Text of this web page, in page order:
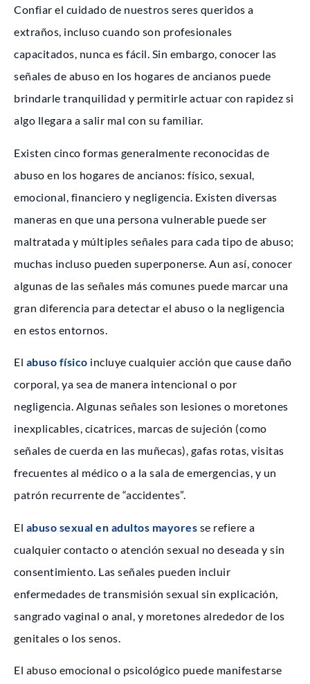
Confiar el cuidado de nuestros seres queridos a
extraños, incluso cuando son profesionales
capacitados, nunca es fácil. Sin embargo, conocer las
señales de abuso en los hogares de ancianos puede
brindarle tranquilidad y permitirle actuar con rapidez si
algo llegara a salir mal con su familiar.
Existen cinco formas generalmente reconocidas de
abuso en los hogares de ancianos: físico, sexual,
emocional, financiero y negligencia. Existen diversas
maneras en que una persona vulnerable puede ser
maltratada y múltiples señales para cada tipo de abuso;
muchas incluso pueden superponerse. Aun así, conocer
algunas de las señales más comunes puede marcar una
gran diferencia para detectar el abuso o la negligencia
en estos entornos.
El abuso físico incluye cualquier acción que cause daño
corporal, ya sea de manera intencional o por
negligencia. Algunas señales son lesiones o moretones
inexplicables, cicatrices, marcas de sujeción (como
señales de cuerda en las muñecas), gafas rotas, visitas
frecuentes al médico o a la sala de emergencias, y un
patrón recurrente de “accidentes”.
El abuso sexual en adultos mayores se refiere a
cualquier contacto o atención sexual no deseada y sin
consentimiento. Las señales pueden incluir
enfermedades de transmisión sexual sin explicación,
sangrado vaginal o anal, y moretones alrededor de los
genitales o los senos.
El abuso emocional o psicológico puede manifestarse